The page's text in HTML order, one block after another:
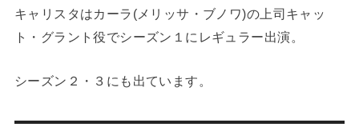
キャリスタはカーラ(メリッサ・ブノワ)の上司キャッ
ト・グラント役でシーズン１にレギュラー出演。
シーズン２・３にも出ています。